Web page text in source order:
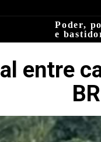
Poder,
e
entre